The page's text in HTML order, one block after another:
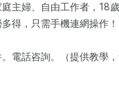
主婦、自由工作者，18
得，只需手機連網操作！
電話咨詢。（提供教學，